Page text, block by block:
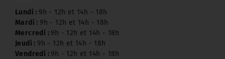
Lundi : 9h - 12h et 14h - 18h
Mardi : 9h - 12h et 14h - 18h
Mercredi : 9h - 12h et 14h - 18h
Jeudi : 9h - 12h et 14h - 18h
Vendredi : 9h - 12h et 14h - 18h